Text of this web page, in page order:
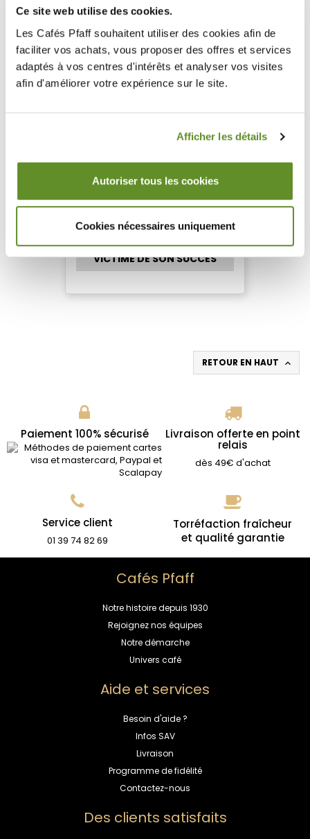
Ce site web utilise des cookies.
Les Cafés Pfaff souhaitent utiliser des cookies afin de
faciliter vos achats, vous proposer des offres et services
adaptés à vos centres d'intérêts et analyser vos visites
afin d'améliorer votre expérience sur le site.
Afficher les détails
Autoriser tous les cookies
Cookies nécessaires uniquement
ÉCONOMISEZ -30%
Tisane de Noël
Boîte metal
Notes : Gourmandes, Épicées /
Boîte métal
Les Thés Dammann
17,06 €
11,94 €
VICTIME DE SON SUCCÈS
RETOUR EN HAUT 
Paiement 100% sécurisé Livraison offerte en point
relais
dès 49€ d'achat
Service client
01 39 74 82 69
Torréfaction fraîcheur
et qualité garantie
Cafés Pfaff
Notre histoire depuis 1930
Rejoignez nos équipes
Notre démarche
Univers café
Aide et services
Besoin d'aide ?
Infos SAV
Livraison
Programme de fidélité
Contactez-nous
Des clients satisfaits